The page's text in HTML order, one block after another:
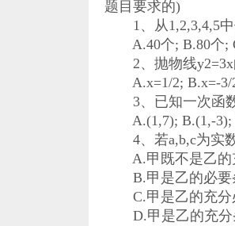
题目要求的)
1、从1,2,3,4,5中
A.40个; B.80个;
2、抛物线y2=3x
A.x=1/2; B.x=-3/
3、已知一次函数
A.(1,7); B.(1,-3);
4、若a,b,c为实数
A.甲既不是乙的
B.甲是乙的必要
C.甲是乙的充分
D.甲是乙的充分